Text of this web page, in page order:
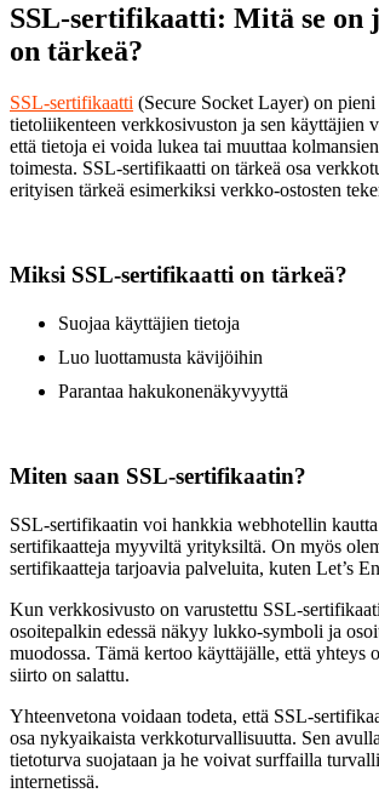
SSL-sertifikaatti: Mitä se on
on tärkeä?
SSL-sertifikaatti (Secure Socket Layer) on pieni
tietoliikenteen verkkosivuston ja sen käyttäjien
että tietoja ei voida lukea tai muuttaa
toimesta. SSL-sertifikaatti on tärkeä osa
erityisen tärkeä esimerkiksi verkko-ostosten
Miksi SSL-sertifikaatti on tärkeä?
Suojaa käyttäjien tietoja
Luo luottamusta kävijöihin
Parantaa hakukonenäkyvyyttä
Miten saan SSL-sertifikaatin?
SSL-sertifikaatin voi hankkia webhotellin kautta
sertifikaatteja myyviltä yrityksiltä. On myös
sertifikaatteja tarjoavia palveluita, kuten Let’s
Kun verkkosivusto on varustettu SSL-
osoitepalkin edessä näkyy lukko-symboli ja
muodossa. Tämä kertoo käyttäjälle, että yhteys
siirto on salattu.
Yhteenvetona voidaan todeta, että SSL-
osa nykyaikaista verkkoturvallisuutta. Sen
tietoturva suojataan ja he voivat surffailla
internetissä.